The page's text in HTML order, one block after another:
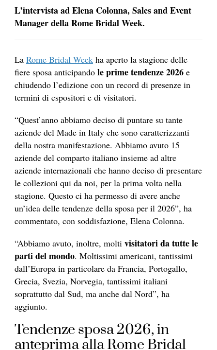
L’intervista ad Elena Colonna, Sales and Event
Manager della Rome Bridal Week.
La Rome Bridal Week ha aperto la stagione delle
fiere sposa anticipando le prime tendenze 2026 e
chiudendo l’edizione con un record di presenze in
termini di espositori e di visitatori.
“Quest’anno abbiamo deciso di puntare su tante
aziende del Made in Italy che sono caratterizzanti
della nostra manifestazione. Abbiamo avuto 15
aziende del comparto italiano insieme ad altre
aziende internazionali che hanno deciso di presentare
le collezioni qui da noi, per la prima volta nella
stagione. Questo ci ha permesso di avere anche
un’idea delle tendenze della sposa per il 2026”, ha
commentato, con soddisfazione, Elena Colonna.
“Abbiamo avuto, inoltre, molti visitatori da tutte le
parti del mondo. Moltissimi americani, tantissimi
dall’Europa in particolare da Francia, Portogallo,
Grecia, Svezia, Norvegia, tantissimi italiani
soprattutto dal Sud, ma anche dal Nord”, ha
aggiunto.
Tendenze sposa 2026, in
anteprima alla Rome Bridal